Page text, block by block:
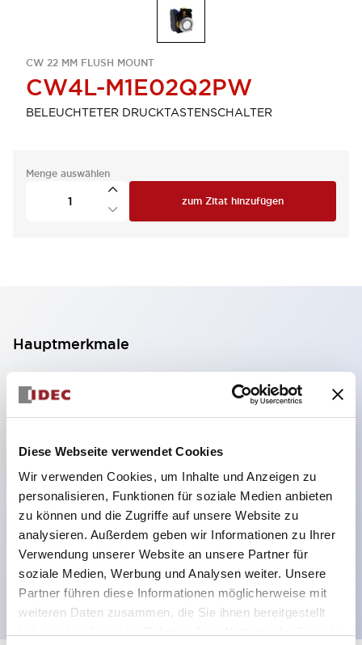
Diese Webseite verwendet Cookies
Wir verwenden Cookies, um Inhalte und Anzeigen zu
personalisieren, Funktionen für soziale Medien anbieten
zu können und die Zugriffe auf unsere Website zu
analysieren. Außerdem geben wir Informationen zu Ihrer
Verwendung unserer Website an unsere Partner für
soziale Medien, Werbung und Analysen weiter. Unsere
Partner führen diese Informationen möglicherweise mit
weiteren Daten zusammen, die Sie ihnen bereitgestellt
CW 22 MM FLUSH MOUNT
CW4L-M1E02Q2PW
BELEUCHTETER DRUCKTASTENSCHALTER
Menge auswählen
zum Zitat hinzufügen
Hauptmerkmale
2-Kontakt-Block mit 2 Stufen, ermöglicht eine 4-
Kontakt-Konfiguration (Gewährleistung der
Paneltiefe 39,9 mm (※ 11-stufiger Kontaktblock),
59,9 mm (※ 22-stufiger Kontaktblock).
Platzsparendes Design möglich.
Sicherheitsstruktur der 3. Generation: 2-Aktions-
Freisetzung, integrierter Schutz, IP20-
Fingerschutzstruktur